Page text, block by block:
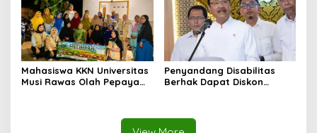
Mahasiswa KKN Universitas
Musi Rawas Olah Pepaya
Penyandang Disabilitas
Berhak Dapat Diskon